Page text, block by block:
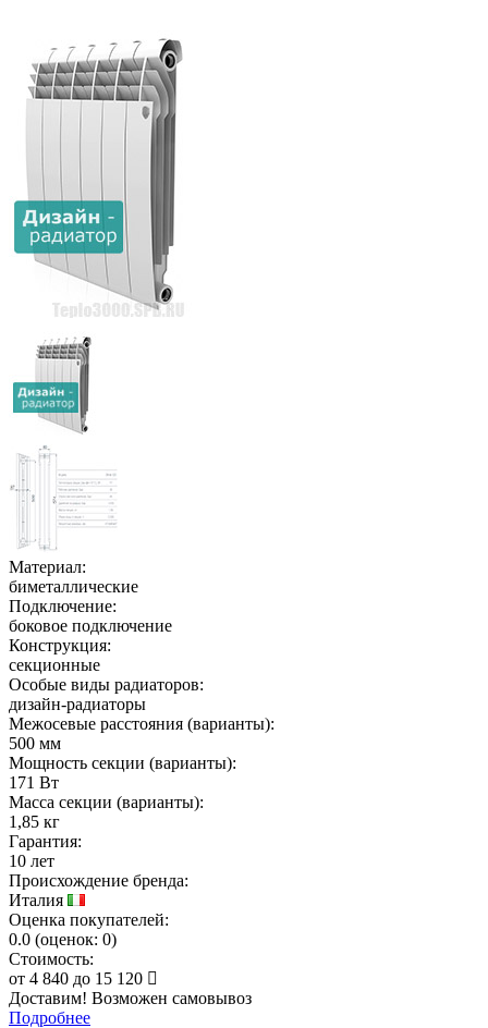
Материал:
биметаллические
Подключение:
боковое подключение
Конструкция:
секционные
Особые виды радиаторов:
дизайн-радиаторы
Межосевые расстояния (варианты):
500 мм
Мощность секции (варианты):
171 Вт
Масса секции (варианты):
1,85 кг
Гарантия:
10 лет
Происхождение бренда:
Италия
Оценка покупателей:
0.0 (оценок: 0)
Стоимость:
от 4 840 до 15 120
Доставим! Возможен самовывоз
Подробнее